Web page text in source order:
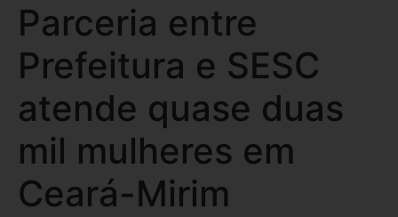
Parceria entre
Prefeitura e SESC
atende quase duas
mil mulheres em
Ceará-Mirim